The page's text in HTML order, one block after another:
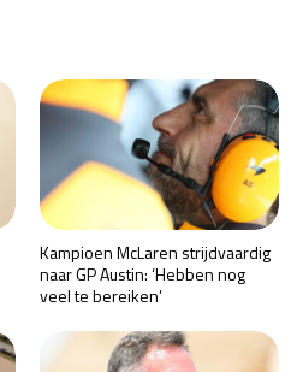
27 - 29 nov
za 19:00 - 20:00
zo 17:00 - 19:00
Kampioen McLaren strijdvaardig
naar GP Austin: ‘Hebben nog
veel te bereiken’